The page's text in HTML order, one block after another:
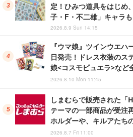
定！ひみつ道具をはじめ
子・F・不二雄」キャラ
2026.8.9 Sun 14:15
『ウマ娘』ツインウエ
日発売！ドレス衣装のス
娘<コスモピュエラ>など
2026.8.10 Mon 11:45
しまむらで販売された「
テーマの一部商品が受注
ホルダーや、キルアたち
2026.8.7 Fri 11:00